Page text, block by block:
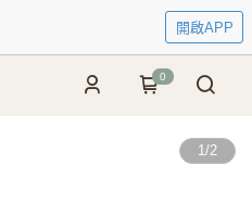
開啟APP
0
1/2